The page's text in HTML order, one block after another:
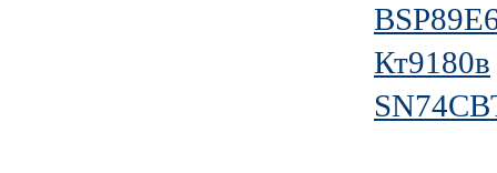
Кт9180в